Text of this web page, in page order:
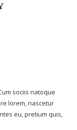
sociis natoque
lorem, nascetur
eu, pretium quis,